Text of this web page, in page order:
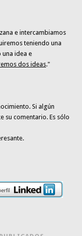
e intercambiamos
teniendo una
una idea e
dos ideas."
. Si algún
su comentario. Es sólo